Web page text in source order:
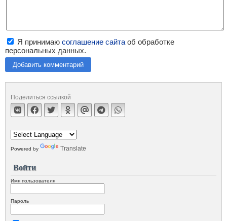
Я принимаю соглашение сайта об обработке
персональных данных.
Добавить комментарий
Поделиться ссылкой
Powered by Translate
Войти
Имя пользователя
Пароль